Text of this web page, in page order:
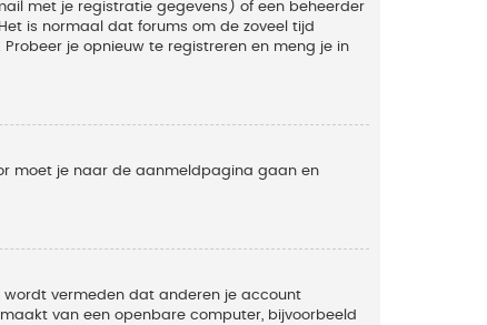
met je registratie gegevens) of een beheerder
is normaal dat forums om de zoveel tijd
je opnieuw te registreren en meng je in
moet je naar de aanmeldpagina gaan en
vermeden dat anderen je account
van een openbare computer, bijvoorbeeld